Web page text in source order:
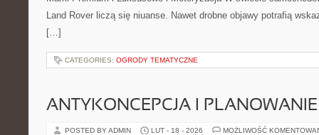
Land Rover liczą się niuanse. Nawet drobne objawy potrafią
[…]
CATEGORIES: OGRODY TEMATYCZNE
ANTYKONCEPCJA I
POSTED BY ADMIN LUT - 18 - 2026 MOŻLIWOŚĆ